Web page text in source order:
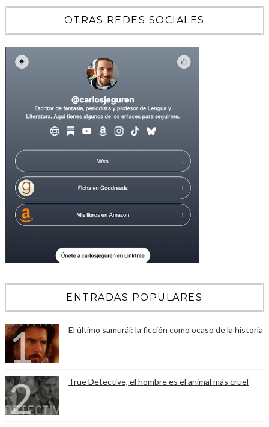
OTRAS REDES SOCIALES
ENTRADAS POPULARES
El último samurái: la ficción como ocaso de la historia
True Detective, el hombre es el animal más cruel